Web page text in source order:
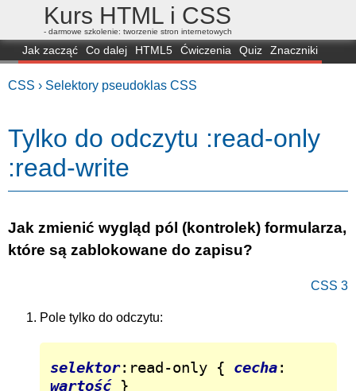
Kurs HTML i CSS
- darmowe szkolenie: tworzenie stron internetowych
Jak zacząć Co dalej HTML5 Ćwiczenia Quiz
Znaczniki
CSS › Selektory pseudoklas CSS
Tylko do odczytu :read-only
:read-write
Jak zmienić wygląd pól (kontrolek) formularza,
które są zablokowane do zapisu?
CSS 3
Pole tylko do odczytu:
selektor:read-only { cecha
wartość }